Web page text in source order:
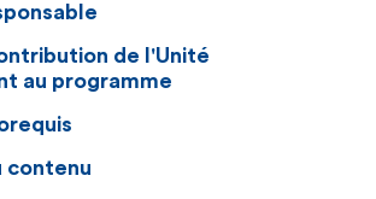
de l'Unité
au programme
contenu